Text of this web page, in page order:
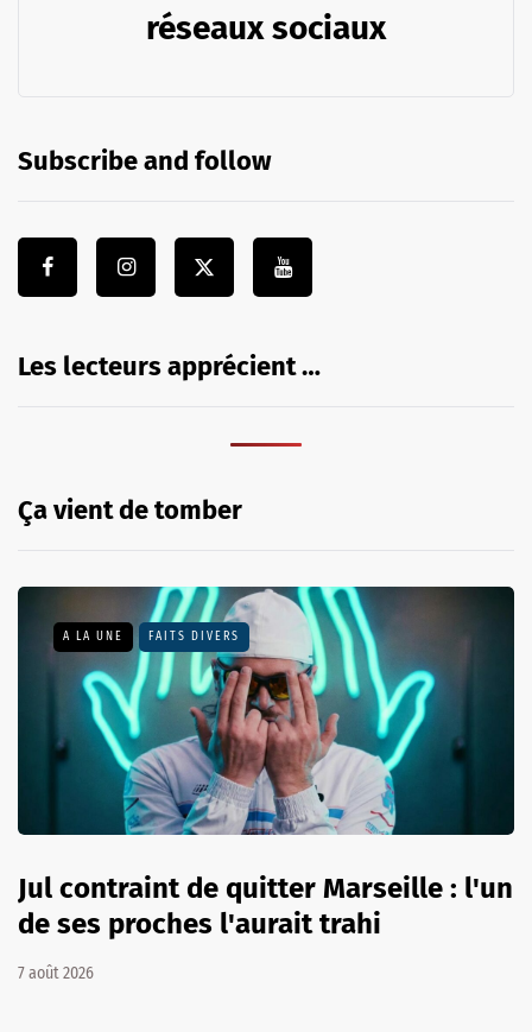
réseaux sociaux
Subscribe and follow
Les lecteurs apprécient …
Ça vient de tomber
A LA UNE FAITS DIVERS
Jul contraint de quitter Marseille : l'un
de ses proches l'aurait trahi
7 août 2026